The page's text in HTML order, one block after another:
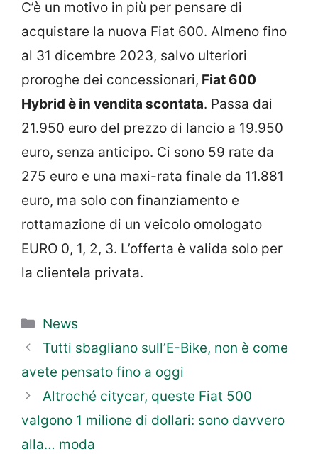
C’è un motivo in più per pensare di
acquistare la nuova Fiat 600. Almeno fino
al 31 dicembre 2023, salvo ulteriori
proroghe dei concessionari, Fiat 600
Hybrid è in vendita scontata. Passa dai
21.950 euro del prezzo di lancio a 19.950
euro, senza anticipo. Ci sono 59 rate da
275 euro e una maxi-rata finale da 11.881
euro, ma solo con finanziamento e
rottamazione di un veicolo omologato
EURO 0, 1, 2, 3. L’offerta è valida solo per
la clientela privata.
Categorie
News
Tutti sbagliano sull’E-Bike, non è come
avete pensato fino a oggi
Altroché citycar, queste Fiat 500
valgono 1 milione di dollari: sono davvero
alla… moda